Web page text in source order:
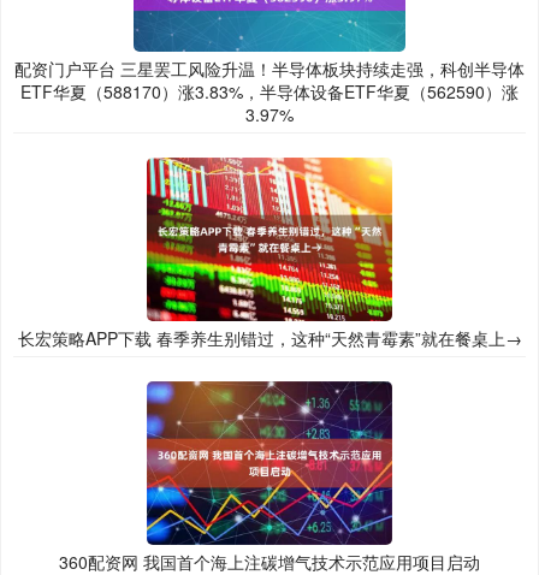
配资门户平台 三星罢工风险升温！半导体板块持续走强，科创半导体
ETF华夏（588170）涨3.83%，半导体设备ETF华夏（562590）涨
3.97%
长宏策略APP下载 春季养生别错过，这种“天然青霉素”就在餐桌上→
360配资网 我国首个海上注碳增气技术示范应用项目启动